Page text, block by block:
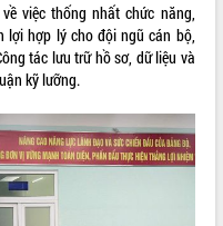
việc thống nhất chức năng,
lợi hợp lý cho đội ngũ cán bộ,
tác lưu trữ hồ sơ, dữ liệu và
kỹ lưỡng.